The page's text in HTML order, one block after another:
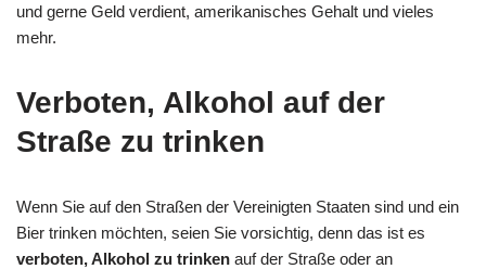
und gerne Geld verdient, amerikanisches Gehalt und vieles
mehr.
Verboten, Alkohol auf der
Straße zu trinken
Wenn Sie auf den Straßen der Vereinigten Staaten sind und ein
Bier trinken möchten, seien Sie vorsichtig, denn das ist es
verboten, Alkohol zu trinken auf der Straße oder an